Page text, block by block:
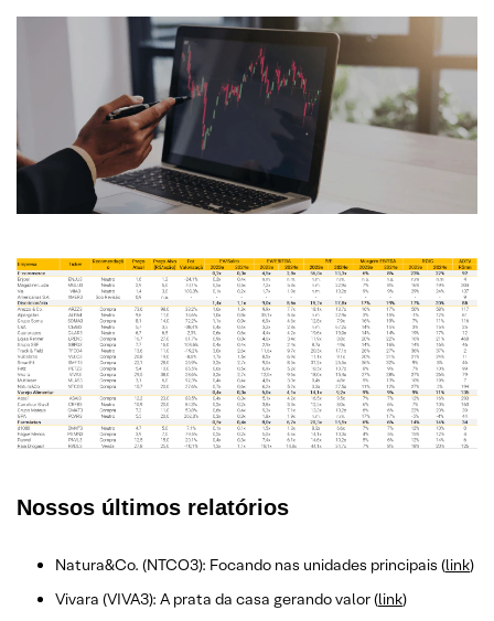
Nossos últimos relatórios
Natura&Co. (NTCO3): Focando nas unidades principais (link)
Vivara (VIVA3): A prata da casa gerando valor (link)